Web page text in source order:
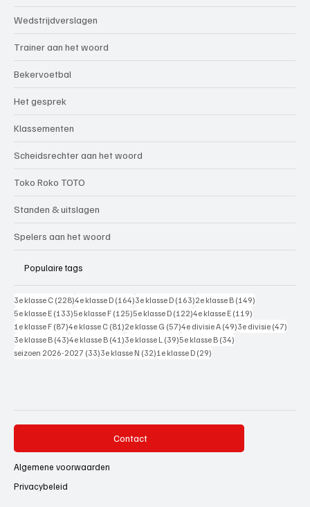
Wedstrijdverslagen
Trainer aan het woord
Bekervoetbal
Het gesprek
Klassementen
Scheidsrechter aan het woord
Toko Roko TOTO
Standen & uitslagen
Spelers aan het woord
Populaire tags
3e klasse C (228)228 posts
4e klasse D (164)164 posts
3e klasse D (163)163 posts
2e klasse B (149)
5e klasse E (133)133 posts
5e klasse F (125)125 posts
5e klasse D (122)122 posts
4e klasse E (119)
1e klasse F (87)87 posts
4e klasse C (81)81 posts
2e klasse G (57)57 posts
4e divisie A (49)49 posts
3e divisie (47)
3e klasse B (43)43 posts
4e klasse B (41)41 posts
3e klasse L (39)39 posts
5e klasse B (34)
seizoen 2026-2027 (33)33 posts
3e klasse N (32)32 posts
1e klasse D (29)
Contact
Algemene voorwaarden
Privacybeleid